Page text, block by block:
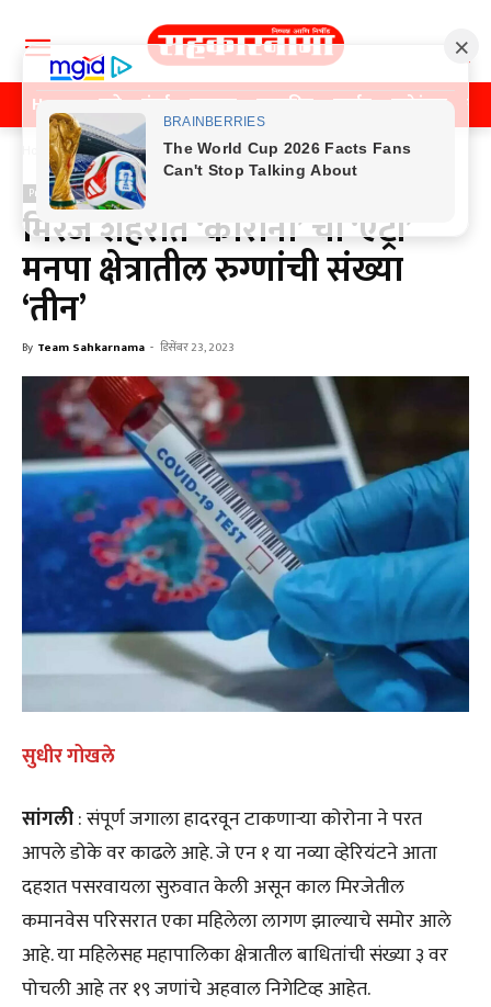
Home पुणे मुंबई महाराष्ट्र राजकीय क्राईम मनोरंजन
Home Previos News
Previos News
मिरज शहरात ‘कोरोना’ ची ‘एंट्री’
मनपा क्षेत्रातील रुग्णांची संख्या
‘तीन’
By Team Sahkarnama - डिसेंबर 23, 2023
सुधीर गोखले
सांगली: संपूर्ण जगाला हादरवून टाकणाऱ्या कोरोना ने परत
आपले डोके वर काढले आहे. जे एन १ या नव्या व्हेरियंटने आता
दहशत पसरवायला सुरुवात केली असून काल मिरजेतील
कमानवेस परिसरात एका महिलेला लागण झाल्याचे समोर आले
आहे. या महिलेसह महापालिका क्षेत्रातील बाधितांची संख्या ३ वर
पोचली आहे तर १९ जणांचे अहवाल निगेटिव्ह आहेत.